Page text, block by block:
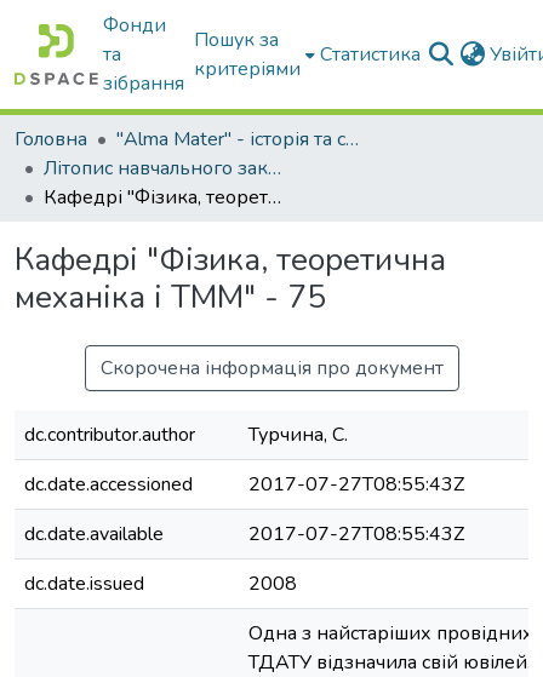
Фонди
та
зібрання
Пошук за
критеріями
Статистика
Головна
"Alma Mater" - історія та сьогодення Університету
Літопис навчального закладу: МІМСГ-ТДАТА-ТДАТУ
Кафедрі "Фізика, теоретична механіка і ТММ" - 75
Кафедрі "Фізика, теоретична
механіка і ТММ" - 75
Скорочена інформація про документ
dc.contributor.author
Турчина, С.
dc.date.accessioned
2017-07-27T08:55:43Z
dc.date.available
2017-07-27T08:55:43Z
dc.date.issued
2008
Одна з найстаріших
ТДАТУ відзначила свій ювілей.